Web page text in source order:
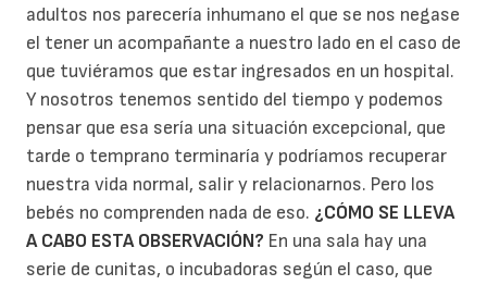
adultos nos parecería inhumano el que se nos negase
el tener un acompañante a nuestro lado en el caso de
que tuviéramos que estar ingresados en un hospital.
Y nosotros tenemos sentido del tiempo y podemos
pensar que esa sería una situación excepcional, que
tarde o temprano terminaría y podríamos recuperar
nuestra vida normal, salir y relacionarnos. Pero los
bebés no comprenden nada de eso. ¿CÓMO SE LLEVA
A CABO ESTA OBSERVACIÓN? En una sala hay una
serie de cunitas, o incubadoras según el caso, que